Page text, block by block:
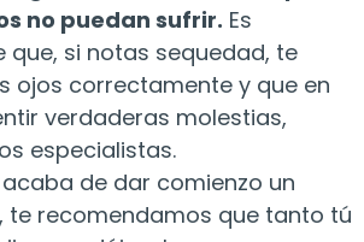
no puedan sufrir. Es
que, si notas sequedad, te
ojos correctamente y que en
verdaderas molestias,
especialistas.
de dar comienzo un
te recomendamos que tanto tú